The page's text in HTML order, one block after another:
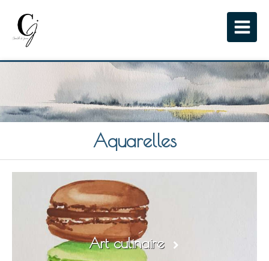
Aquarelles
Art culinaire